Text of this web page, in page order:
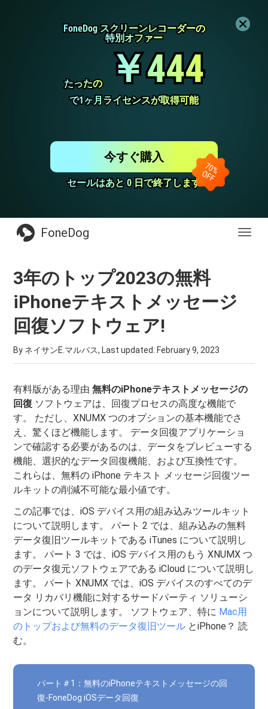
FoneDog スクリーンレコーダーの
FoneDog スクリーンレコーダーの
特別オファー
特別オファー
たったの
たったの ￥444
￥444
で1ヶ月ライセンスが取得可能
で1ヶ月ライセンスが取得可能
セールはあと 0 日で終了します
セールはあと 0 日で終了します
今すぐ購入
FoneDog
3年のトップ2023の無料
iPhoneテキストメッセージ
回復ソフトウェア!
By ネイサンE.マルパス, Last updated: February 9, 2023
有料版がある理由無料のiPhoneテキストメッセージの
回復 ソフトウェアは、回復プロセスの高度な機能で
す。 ただし、XNUMX つのオプションの基本機能でさ
え、驚くほど機能します。 データ回復アプリケーショ
ンで確認する必要があるのは、データをプレビューする
機能、選択的なデータ回復機能、および互換性です。
これらは、無料の iPhone テキスト メッセージ回復ツー
ルキットの削減不可能な最小値です。
この記事では、iOS デバイス用の組み込みツールキット
について説明します。 パート 2 では、組み込みの無料
データ復旧ツールキットである iTunes について説明し
ます。 パート 3 では、iOS デバイス用のもう XNUMX つ
のデータ復元ソフトウェアである iCloud について説明し
ます。 パート XNUMX では、iOS デバイスのすべてのデ
ータ リカバリ機能に対するサードパーティ ソリューシ
ョンについて説明します。 ソフトウェア、特に Mac用
のトップおよび無料のデータ復旧ツール とiPhone？ 読
む。
パート＃1：無料のiPhoneテキストメッセージの回
復-FoneDog iOSデータ回復